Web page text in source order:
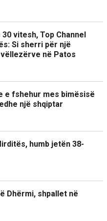
vitesh, Top Channel
Si sherri për një
në Patos
e fshehur mes bimësisë
një shqiptar
humb jetën 38-
Dhërmi, shpallet në